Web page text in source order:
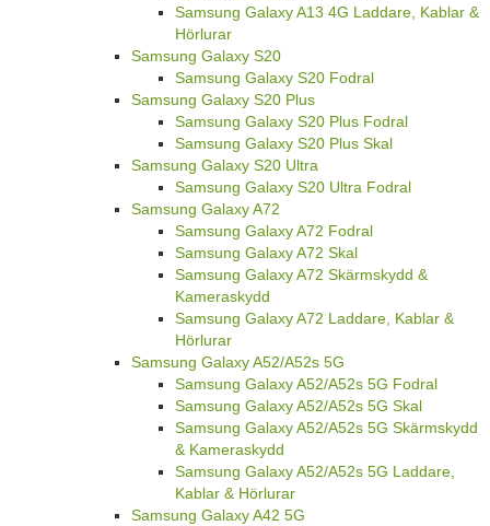
Samsung Galaxy A13 4G Laddare, Kablar &
Hörlurar
Samsung Galaxy S20
Samsung Galaxy S20 Fodral
Samsung Galaxy S20 Plus
Samsung Galaxy S20 Plus Fodral
Samsung Galaxy S20 Plus Skal
Samsung Galaxy S20 Ultra
Samsung Galaxy S20 Ultra Fodral
Samsung Galaxy A72
Samsung Galaxy A72 Fodral
Samsung Galaxy A72 Skal
Samsung Galaxy A72 Skärmskydd &
Kameraskydd
Samsung Galaxy A72 Laddare, Kablar &
Hörlurar
Samsung Galaxy A52/A52s 5G
Samsung Galaxy A52/A52s 5G Fodral
Samsung Galaxy A52/A52s 5G Skal
Samsung Galaxy A52/A52s 5G Skärmskydd
& Kameraskydd
Samsung Galaxy A52/A52s 5G Laddare,
Kablar & Hörlurar
Samsung Galaxy A42 5G